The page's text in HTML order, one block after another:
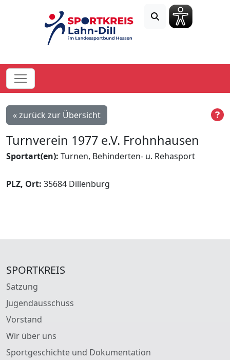
« zurück zur Übersicht
Turnverein 1977 e.V. Frohnhausen
Sportart(en): Turnen, Behinderten- u. Rehasport
PLZ, Ort: 35684 Dillenburg
SPORTKREIS
Satzung
Jugendausschuss
Vorstand
Wir über uns
Sportgeschichte und Dokumentation